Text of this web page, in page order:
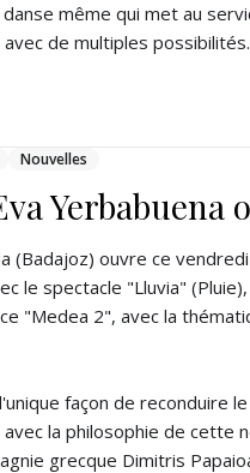
même qui met au
de multiples possibilités.
Nouvelles
Yerbabuena
(Badajoz) ouvre ce
le spectacle "Lluvia"
"Medea 2", avec la
façon de reconduire
la philosophie de cette
grecque Dimitris